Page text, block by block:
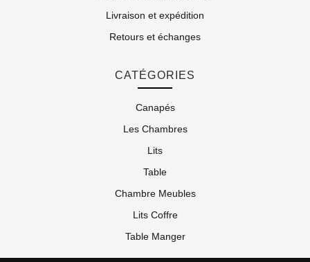
Livraison et expédition
Retours et échanges
CATÉGORIES
Canapés
Les Chambres
Lits
Table
Chambre Meubles
Lits Coffre
Table Manger